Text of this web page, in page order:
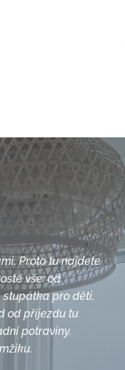
Proto tu najdete
vše: od
stupátka pro děti,
od příjezdu tu
potraviny.